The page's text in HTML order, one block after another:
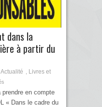
dans la
à partir du
Actualité , Livres et
en compte
« Dans le cadre du